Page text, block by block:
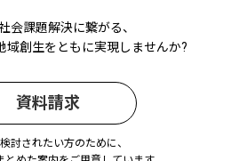
会課題解決に繋がる、
域創生をともに実現しませんか?
資料請求
討されたい方のために、